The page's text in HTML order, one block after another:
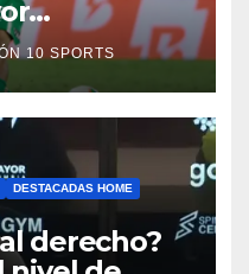
por
10 SPORTS
DESTACADAS HOME
derecho?